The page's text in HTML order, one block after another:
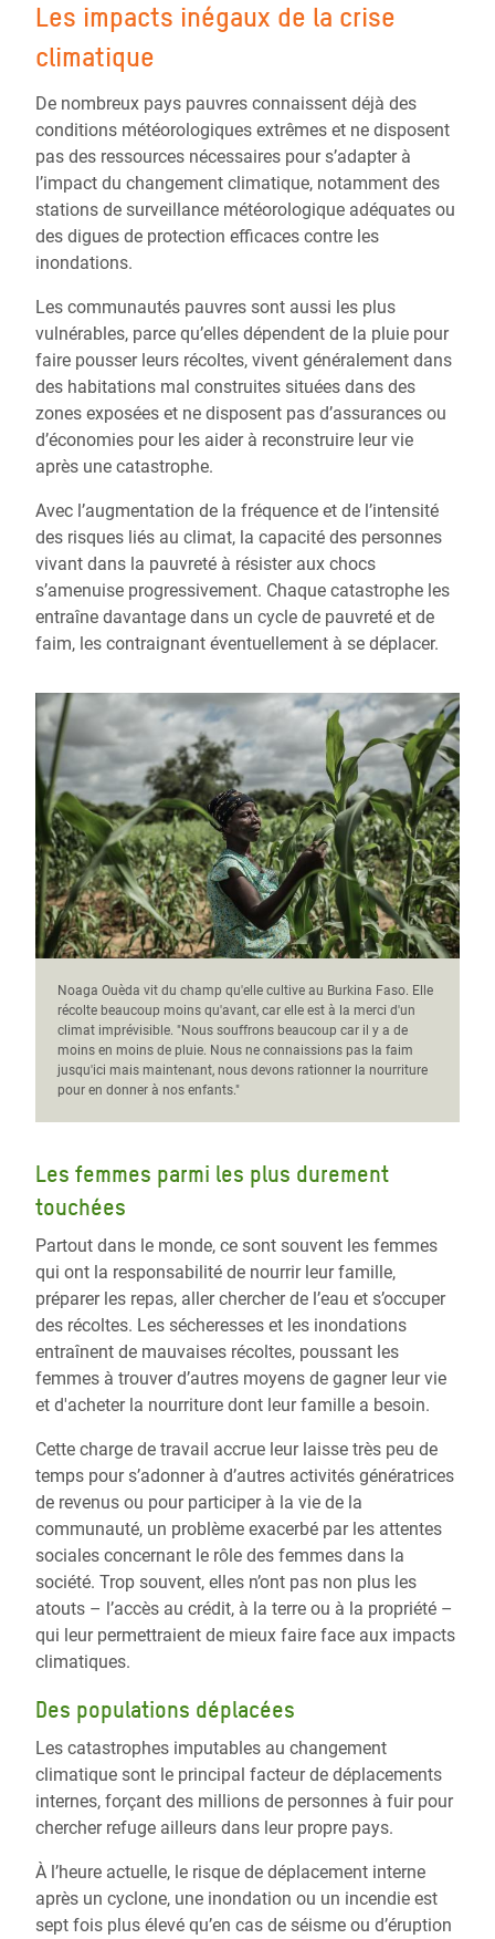
Les impacts inégaux de la crise
climatique
De nombreux pays pauvres connaissent déjà des
conditions météorologiques extrêmes et ne disposent
pas des ressources nécessaires pour s’adapter à
l’impact du changement climatique, notamment des
stations de surveillance météorologique adéquates ou
des digues de protection efficaces contre les
inondations.
Les communautés pauvres sont aussi les plus
vulnérables, parce qu’elles dépendent de la pluie pour
faire pousser leurs récoltes, vivent généralement dans
des habitations mal construites situées dans des
zones exposées et ne disposent pas d’assurances ou
d’économies pour les aider à reconstruire leur vie
après une catastrophe.
Avec l’augmentation de la fréquence et de l’intensité
des risques liés au climat, la capacité des personnes
vivant dans la pauvreté à résister aux chocs
s’amenuise progressivement. Chaque catastrophe les
entraîne davantage dans un cycle de pauvreté et de
faim, les contraignant éventuellement à se déplacer.
Noaga Ouèda vit du champ qu'elle cultive au Burkina Faso. Elle
récolte beaucoup moins qu'avant, car elle est à la merci d'un
climat imprévisible. "Nous souffrons beaucoup car il y a de
moins en moins de pluie. Nous ne connaissions pas la faim
jusqu'ici mais maintenant, nous devons rationner la nourriture
pour en donner à nos enfants."
Les femmes parmi les plus durement
touchées
Partout dans le monde, ce sont souvent les femmes
qui ont la responsabilité de nourrir leur famille,
préparer les repas, aller chercher de l’eau et s’occuper
des récoltes. Les sécheresses et les inondations
entraînent de mauvaises récoltes, poussant les
femmes à trouver d’autres moyens de gagner leur vie
et d'acheter la nourriture dont leur famille a besoin.
Cette charge de travail accrue leur laisse très peu de
temps pour s’adonner à d’autres activités génératrices
de revenus ou pour participer à la vie de la
communauté, un problème exacerbé par les attentes
sociales concernant le rôle des femmes dans la
société. Trop souvent, elles n’ont pas non plus les
atouts – l’accès au crédit, à la terre ou à la propriété –
qui leur permettraient de mieux faire face aux impacts
climatiques.
Des populations déplacées
Les catastrophes imputables au changement
climatique sont le principal facteur de déplacements
internes, forçant des millions de personnes à fuir pour
chercher refuge ailleurs dans leur propre pays.
À l’heure actuelle, le risque de déplacement interne
après un cyclone, une inondation ou un incendie est
sept fois plus élevé qu’en cas de séisme ou d’éruption